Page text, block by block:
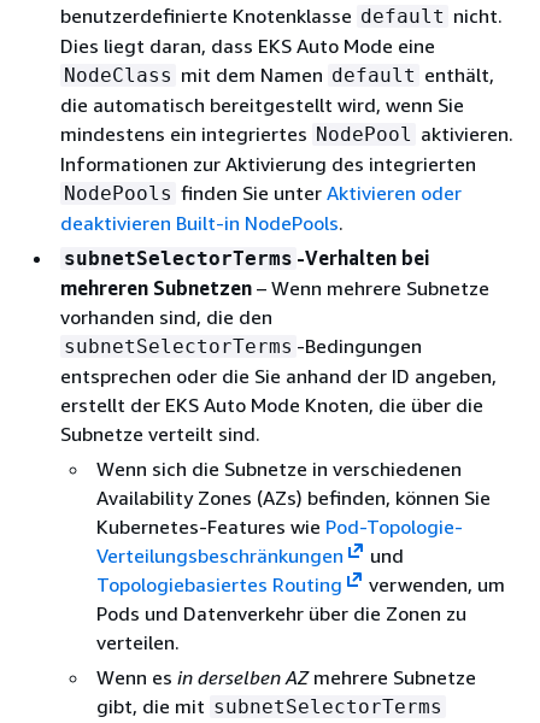
benutzerdefinierte Knotenklasse default nicht.
Dies liegt daran, dass EKS Auto Mode eine
NodeClass mit dem Namen default enthält,
die automatisch bereitgestellt wird, wenn Sie
mindestens ein integriertes NodePool aktivieren.
Informationen zur Aktivierung des integrierten
NodePools finden Sie unter Aktivieren oder
deaktivieren Built-in NodePools.
subnetSelectorTerms -Verhalten bei
mehreren Subnetzen – Wenn mehrere Subnetze
vorhanden sind, die den
subnetSelectorTerms -Bedingungen
entsprechen oder die Sie anhand der ID angeben,
erstellt der EKS Auto Mode Knoten, die über die
Subnetze verteilt sind.
Wenn sich die Subnetze in verschiedenen
Availability Zones (AZs) befinden, können Sie
Kubernetes-Features wie Pod-Topologie-
Verteilungsbeschränkungen
und
Topologiebasiertes Routing
verwenden, um
Pods und Datenverkehr über die Zonen zu
verteilen.
Wenn es in derselben AZmehrere Subnetze
gibt, die mit subnetSelectorTerms